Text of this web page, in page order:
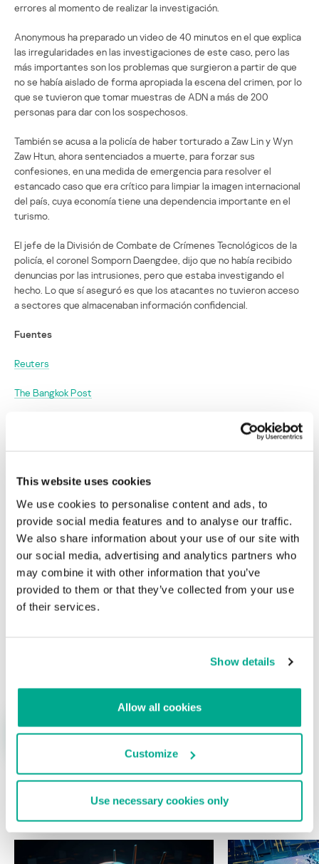
This website uses cookies
We use cookies to personalise content and ads, to
provide social media features and to analyse our traffic.
We also share information about your use of our site with
our social media, advertising and analytics partners who
may combine it with other information that you’ve
provided to them or that they’ve collected from your use
of their services.
Show details
Allow all cookies
Customize
Use necessary cookies only
errores al momento de realizar la investigación.
Anonymous ha preparado un video de 40 minutos en el que explica
las irregularidades en las investigaciones de este caso, pero las
más importantes son los problemas que surgieron a partir de que
no se había aislado de forma apropiada la escena del crimen, por lo
que se tuvieron que tomar muestras de ADN a más de 200
personas para dar con los sospechosos.
También se acusa a la policía de haber torturado a Zaw Lin y Wyn
Zaw Htun, ahora sentenciados a muerte, para forzar sus
confesiones, en una medida de emergencia para resolver el
estancado caso que era crítico para limpiar la imagen internacional
del país, cuya economía tiene una dependencia importante en el
turismo.
El jefe de la División de Combate de Crímenes Tecnológicos de la
policía, el coronel Somporn Daengdee, dijo que no había recibido
denuncias por las intrusiones, pero que estaba investigando el
hecho. Lo que sí aseguró es que los atacantes no tuvieron acceso
a sectores que almacenaban información confidencial.
Fuentes
Reuters
The Bangkok Post
tailandeses para defender a dos
sentenciados a muerte
Su dirección de correo electrónico no será publicada. Los
campos obligatorios están marcados con*
ÚLTIMAS PUBLICACIONES